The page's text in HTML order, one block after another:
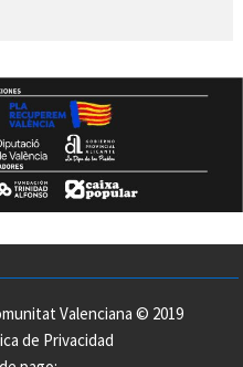
Valenciana © 2019
de Privacidad